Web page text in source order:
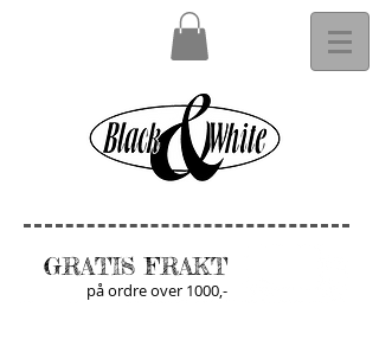
GRATIS FRAKT
på ordre over 1000,-